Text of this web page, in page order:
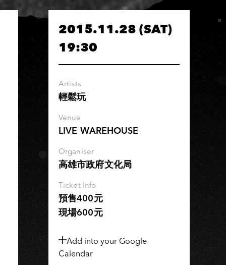
2015.11.28 (SAT)
19:30
Artists
輕鬆玩
Venue
LIVE WAREHOUSE
Organiser
高雄市政府文化局
Ticket Info
預售400元
現場600元
Add into your Google
Calendar